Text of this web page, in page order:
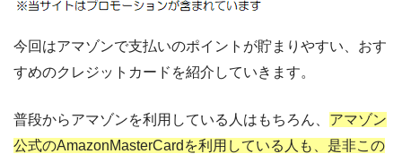
今回はアマゾンで支払いのポイントが貯まりやすい、おす
すめのクレジットカードを紹介していきます。
普段からアマゾンを利用している人はもちろん、 アマゾン
公式のAmazonMasterCardを利用している人も、是非この